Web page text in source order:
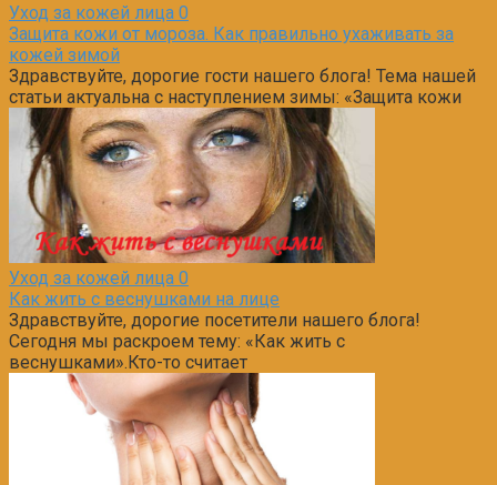
Уход за кожей лица 0
Защита кожи от мороза. Как правильно ухаживать за
кожей зимой
Здравствуйте, дорогие гости нашего блога! Тема нашей
статьи актуальна с наступлением зимы: «Защита кожи
Уход за кожей лица 0
Как жить с веснушками на лице
Здравствуйте, дорогие посетители нашего блога!
Сегодня мы раскроем тему: «Как жить с
веснушками».Кто-то считает